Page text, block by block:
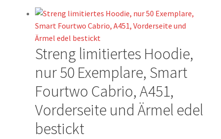
Streng limitiertes Hoodie,
nur 50 Exemplare, Smart
Fourtwo Cabrio, A451,
Vorderseite und Ärmel edel
bestickt